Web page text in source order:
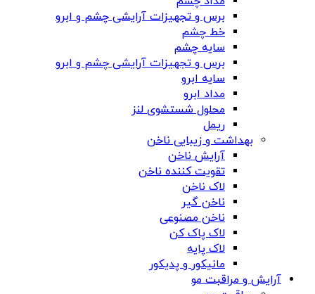
برس و تجهیزات آرایشی چشم و ابرو
خط چشم
سایه چشم
برس و تجهیزات آرایشی چشم و ابرو
سایه ابرو
مداد ابرو
محلول شستشوی لنز
ریمل
بهداشت و زیبایی ناخن
آرایش ناخن
تقویت کننده ناخن
لاک ناخن
ناخن گیر
ناخن مصنوعی
لاک پاک کن
لاک پایه
مانیکور و پدیکور
آرایش و مراقبت مو